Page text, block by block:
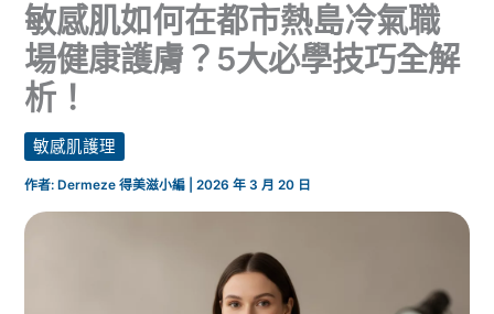
敏感肌如何在都市熱島冷氣職
場健康護膚？5大必學技巧全解
析！
敏感肌護理
作者: Dermeze 得美滋小編 |2026 年 3 月 20 日